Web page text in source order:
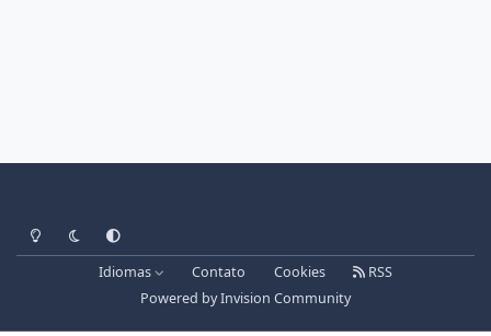
Light ModeDark ModeSystem Preference
Idiomas Contato Cookies
RSS
Powered byInvision Community